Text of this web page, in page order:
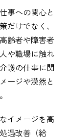
事への関心と
けでなく、
齢者や障害者
や職場に触れ
護の仕事に関
ージや漠然と
イメージを高
遇改善（給